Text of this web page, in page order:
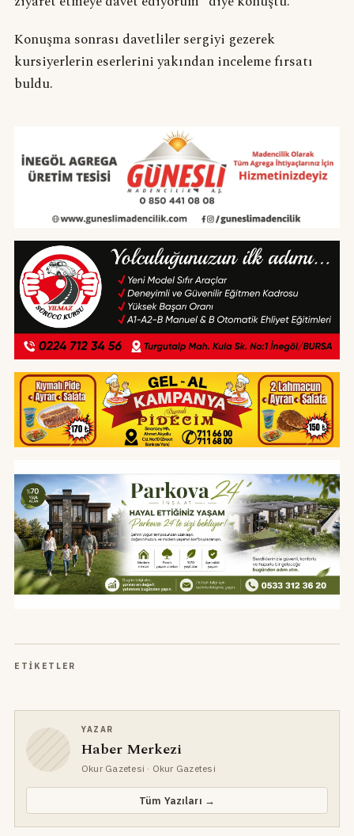
Konuşma sonrası davetliler sergiyi gezerek
kursiyerlerin eserlerini yakından inceleme fırsatı
buldu.
ETIKETLER
YAZAR
Haber Merkezi
Okur Gazetesi · Okur Gazetesi
Tüm Yazıları →